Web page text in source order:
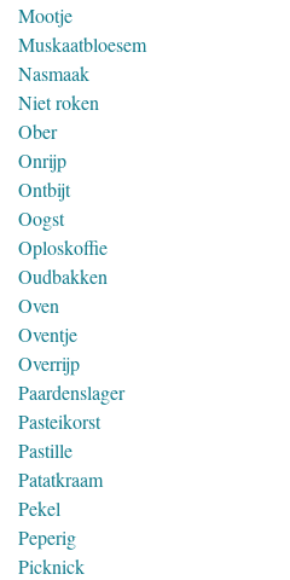
Mootje
Muskaatbloesem
Nasmaak
Niet roken
Ober
Onrijp
Ontbijt
Oogst
Oploskoffie
Oudbakken
Oven
Oventje
Overrijp
Paardenslager
Pasteikorst
Pastille
Patatkraam
Pekel
Peperig
Picknick